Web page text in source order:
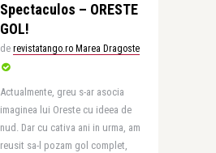
Spectaculos – ORESTE
GOL!
de revistatango.ro Marea Dragoste
Actualmente, greu s-ar asocia
imaginea lui Oreste cu ideea de
nud. Dar cu cativa ani in urma, am
reusit sa-l pozam gol complet,